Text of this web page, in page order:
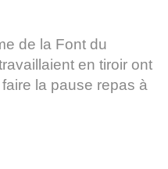
de la Font du
en tiroir ont
la pause repas à